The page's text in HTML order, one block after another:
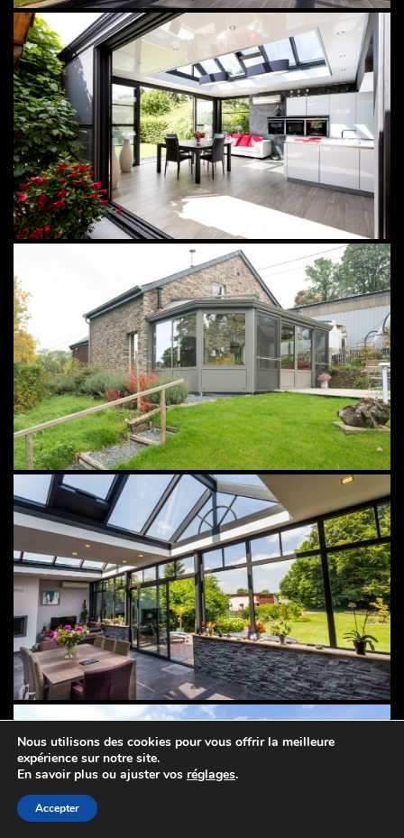
Nous utilisons des cookies pour vous offrir la meilleure
expérience sur notre site.
En savoir plus ou ajuster vos réglages.
Accepter